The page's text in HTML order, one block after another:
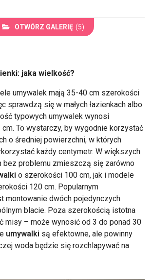
OTWÓRZ GALERIĘ (5)
jaka wielkość?
umywalek mają 35-40 cm szerokości
sprawdzą się w małych łazienkach albo
typowych umywalek wynosi
To wystarczy, by wygodnie korzystać
o średniej powierzchni, w których
każdy centymetr. W większych
bez problemu zmieszczą się zarówno
o szerokości 100 cm, jak i modele
120 cm. Popularnym
montowanie dwóch pojedynczych
blacie. Poza szerokością istotna
misy – może wynosić od 3 do ponad 30
umywalki są efektowne, ale powinny
woda będzie się rozchlapywać na